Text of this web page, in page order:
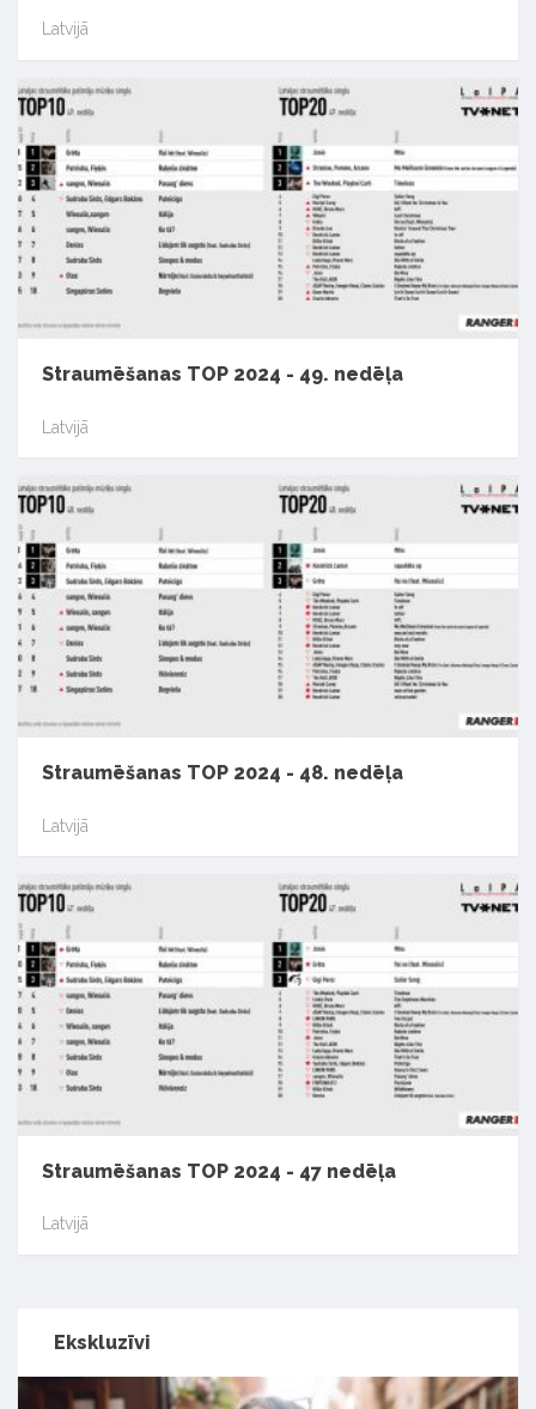
Latvijā
Straumēšanas TOP 2024 - 49. nedēļa
Latvijā
Straumēšanas TOP 2024 - 48. nedēļa
Latvijā
Straumēšanas TOP 2024 - 47 nedēļa
Latvijā
Ekskluzīvi